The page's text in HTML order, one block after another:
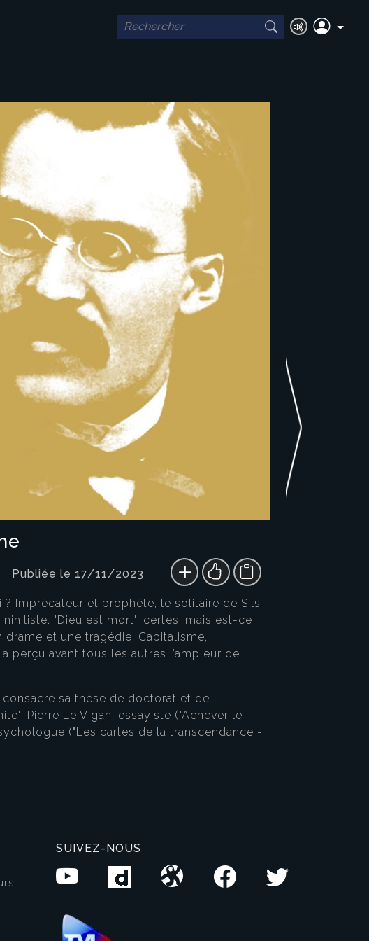
Publiée le 17/11/2023
? Imprécateur et prophète, le solitaire de Sils-
"Dieu est mort", certes, mais est-ce
et une tragédie. Capitalisme,
perçu avant tous les autres l’ampleur de
sa thèse de doctorat et de
Pierre Le Vigan, essayiste ("Achever le
("Les cartes de la transcendance -
:
SUIVEZ-NOUS